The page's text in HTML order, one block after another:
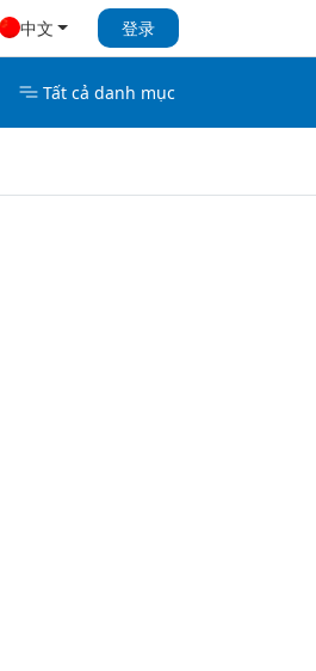
中文 登录
Tất cả danh mục